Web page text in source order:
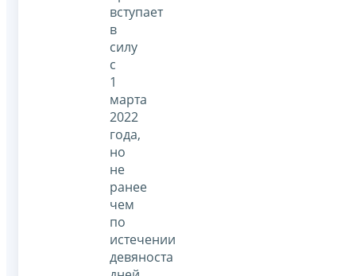
вступает
в
силу
с
1
марта
2022
года,
но
не
ранее
чем
по
истечении
девяноста